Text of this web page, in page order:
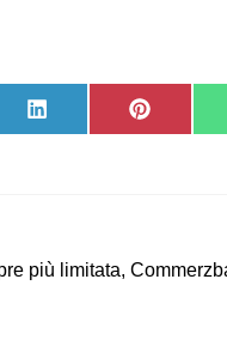
Share
on
Share
on
più limitata,